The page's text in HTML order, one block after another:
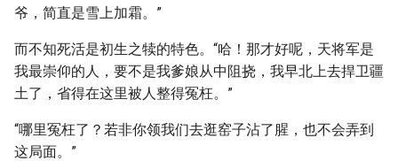
爷，简直是雪上加霜。”
而不知死活是初生之犊的特色。“哈！那才好呢，天将军是
我最崇仰的人，要不是我爹娘从中阻挠，我早北上去捍卫疆
土了，省得在这里被人整得冤枉。”
“哪里冤枉了？若非你领我们去逛窑子沾了腥，也不会弄到
这局面。”